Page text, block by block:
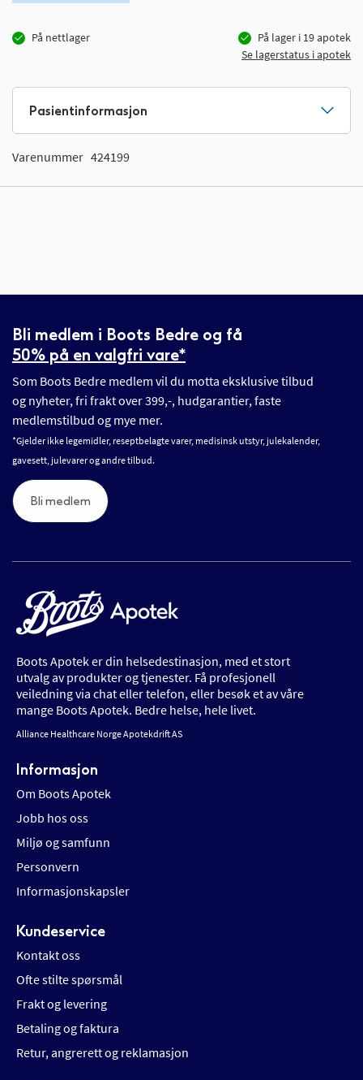
På nettlager På lager i 19apotek
Se lagerstatus i apotek
Pasientinformasjon
Varenummer 424199
Bli medlem i Boots Bedre og få
50% på en valgfri vare*
Som Boots Bedre medlem vil du motta eksklusive tilbud
og nyheter, fri frakt over 399,-, hudgarantier, faste
medlemstilbud og mye mer.
*Gjelder ikke legemidler, reseptbelagte varer, medisinsk utstyr, julekalender,
gavesett, julevarer og andre tilbud.
Bli medlem
Boots Apotek er din helsedestinasjon, med et stort
utvalg av produkter og tjenester. Få profesjonell
veiledning via chat eller telefon, eller besøk et av våre
mange Boots Apotek. Bedre helse, hele livet.
Alliance Healthcare Norge Apotekdrift AS
Informasjon
Om Boots Apotek
Jobb hos oss
Miljø og samfunn
Personvern
Informasjonskapsler
Kundeservice
Kontakt oss
Ofte stilte spørsmål
Frakt og levering
Betaling og faktura
Retur, angrerett og reklamasjon